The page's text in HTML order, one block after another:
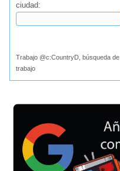
ciudad:
Trabajo @c:CountryD, búsqueda de
trabajo